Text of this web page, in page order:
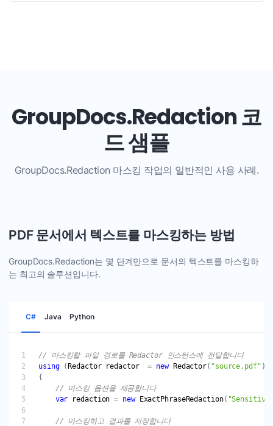
GroupDocs.Redaction 코
드 샘플
GroupDocs.Redaction 마스킹 작업의 일반적인 사용 사례.
PDF 문서에서 텍스트를 마스킹하는 방법
GroupDocs.Redaction는 몇 단계만으로 문서의 텍스트를 마스킹하
는 최고의 솔루션입니다.
C# Java Python
// 마스킹할 파일 경로를 Redactor 인스턴스에 전달합니다
using ( Redactor redactor
  =
new Redactor( "source.pdf"
// 마스킹 옵션을 제공합니다
var
redaction = new ExactPhraseRedaction( "Sensitive
// 마스킹하고 결과를 저장합니다